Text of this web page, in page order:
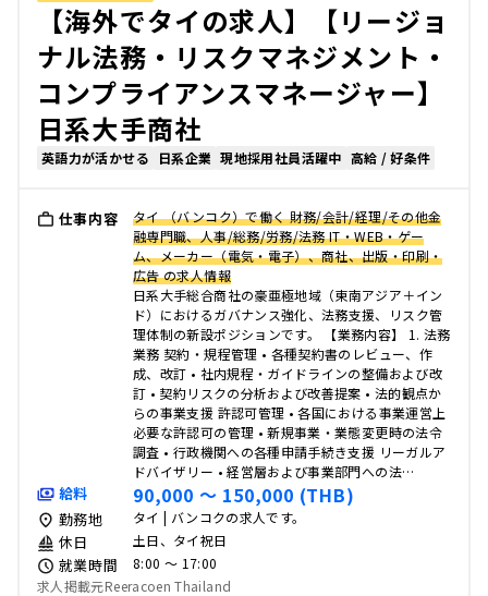
【海外でタイの求人】【リージョ
ナル法務・リスクマネジメント・
コンプライアンスマネージャー】
日系大手商社
英語力が活かせる 日系企業 現地採用社員活躍中 高給 / 好条件
仕事内容
タイ （バンコク）で働く 財務/会計/経理/その他金
融専門職、人事/総務/労務/法務 IT・WEB・ゲー
ム、メーカー（電気・電子）、商社、出版・印刷・
広告 の求人情報
日系大手総合商社の豪亜極地域（東南アジア＋イン
ド）におけるガバナンス強化、法務支援、リスク管
理体制の新設ポジションです。 【業務内容】 1. 法務
業務 契約・規程管理 • 各種契約書のレビュー、作
成、改訂 • 社内規程・ガイドラインの整備および改
訂 • 契約リスクの分析および改善提案 • 法的観点か
らの事業支援 許認可管理 • 各国における事業運営上
必要な許認可の管理 • 新規事業・業態変更時の法令
調査 • 行政機関への各種申請手続き支援 リーガルア
ドバイザリー • 経営層および事業部門への法…
給料 90,000 〜 150,000 (THB)
勤務地 タイ | バンコクの求人です。
休日 土日、タイ祝日
就業時間
8:00 〜 17:00
求人掲載元Reeracoen Thailand